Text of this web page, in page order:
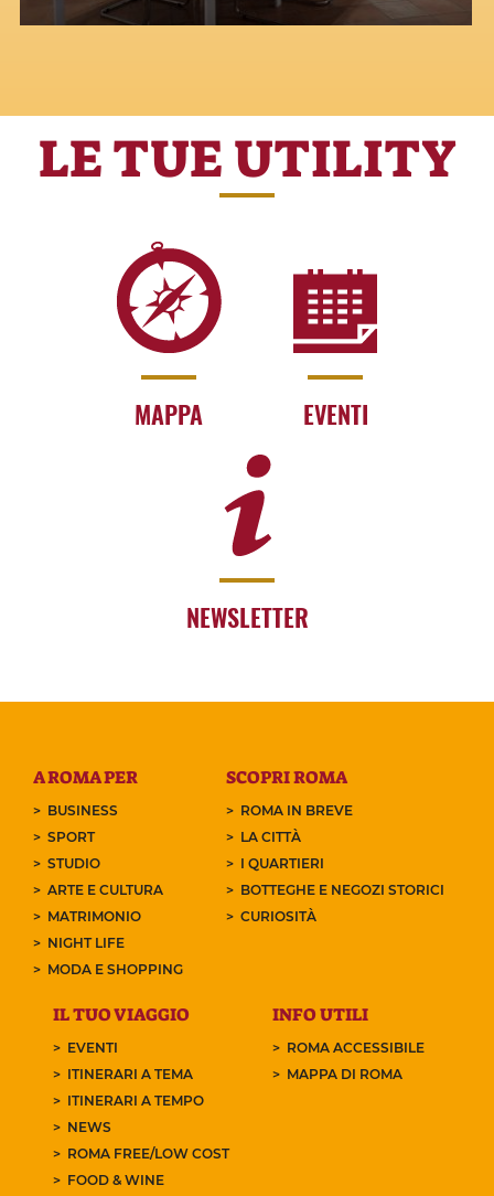
LE TUE UTILITY
MAPPA EVENTI
NEWSLETTER
A ROMA PER
BUSINESS
SPORT
STUDIO
ARTE E CULTURA
MATRIMONIO
NIGHT LIFE
MODA E SHOPPING
SCOPRI ROMA
ROMA IN BREVE
LA CITTÀ
I QUARTIERI
BOTTEGHE E NEGOZI STORICI
CURIOSITÀ
IL TUO VIAGGIO
EVENTI
ITINERARI A TEMA
ITINERARI A TEMPO
NEWS
ROMA FREE/LOW COST
FOOD & WINE
INFO UTILI
ROMA ACCESSIBILE
MAPPA DI ROMA